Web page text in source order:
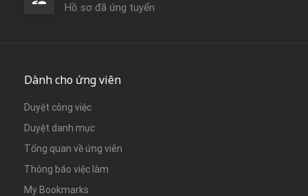
Hồ sơ đã ứng tuyển
Dành cho ứng viên
Duyệt công việc
Duyệt danh mục
Tổng quan về ứng viên
Thông báo việc làm
My Bookmarks